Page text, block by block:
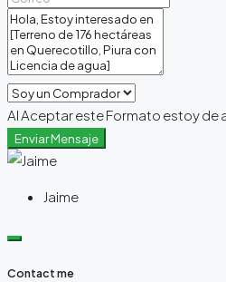
Al Aceptar este Formato estoy de
Enviar Mensaje
Jaime
Contact me